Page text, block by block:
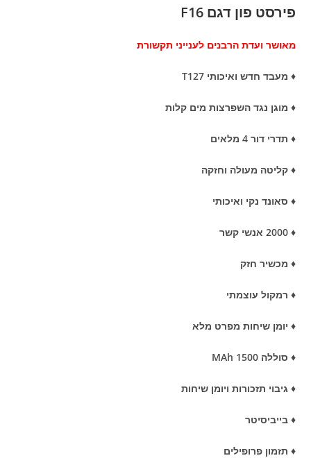
פירסט פון דגם F16
מאושר ועדת הרבנים לענייני תקשורת
♦ מעבד חדש ואיכותי T127
♦ מוגן נגד השפרצות מים קלות
♦ תדרי דור 4 מלאים
♦ קליטה מעולה וחזקה
♦ סאונד נקי ואיכותי
♦ 2000 אנשי קשר
♦ מכשיר חזק
♦ רמקול עוצמתי
♦ יומן שיחות מפרט מלא
♦ סוללה 1500 MAh
♦ גיבוי תזכורות ויומן שיחות
♦ בייביסיטר
♦ תזמון פרופילים